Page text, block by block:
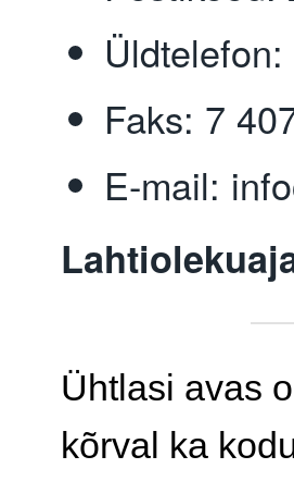
Faks: 7
E-mail:
Ühtlasi avas
kõrval ka